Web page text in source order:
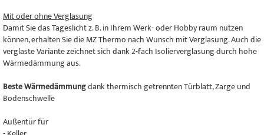
Mit oder ohne Verglasung
Damit Sie das Tageslicht z. B. in Ihrem Werk- oder Hobby raum nutzen
können, erhalten Sie die MZ Thermo nach Wunsch mit Verglasung. Auch die
verglaste Variante zeichnet sich dank 2-fach Isolierverglasung durch hohe
Wärmedämmung aus.
Beste Wärmedämmungdank thermisch getrennten Türblatt, Zarge und
Bodenschwelle
Außentür für